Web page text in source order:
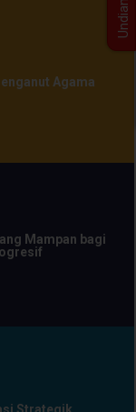
Agama
Mampan bagi
Undian